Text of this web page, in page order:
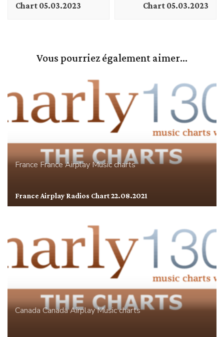
Chart 05.03.2023
Chart 05.03.2023
Vous pourriez également aimer...
FranceFrance AirplayMusic charts
France Airplay Radios Chart 22.08.2021
CanadaCanada AirplayMusic charts